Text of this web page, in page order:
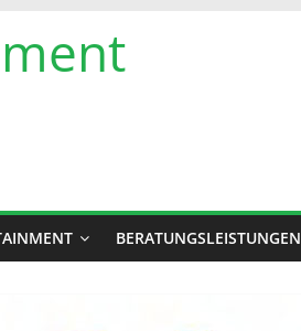
BERATUNGSLEISTUNGEN